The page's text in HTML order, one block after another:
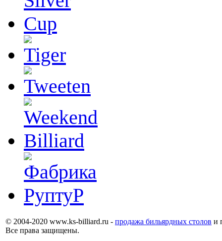
© 2004-2020 www.ks-billiard.ru - продажа бильярдных столов и
Все права защищены.